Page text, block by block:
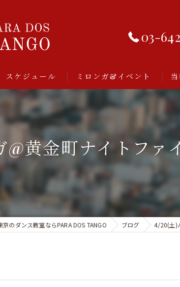
03-
スケジュール ミロンガ&イベント
黄金町ナイトファ
京のダンス教室ならPARA DOS TANGO ブログ 4/20(土)